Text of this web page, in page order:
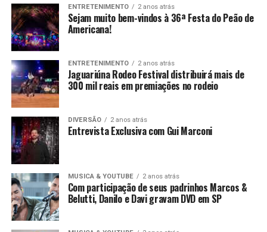
ENTRETENIMENTO 2 anos atrás
Sejam muito bem-vindos à 36ª Festa do Peão de
Americana!
ENTRETENIMENTO 2 anos atrás
Jaguariúna Rodeo Festival distribuirá mais de
300 mil reais em premiações no rodeio
DIVERSÃO 2 anos atrás
Entrevista Exclusiva com Gui Marconi
MUSICA & YOUTUBE 2 anos atrás
Com participação de seus padrinhos Marcos &
Belutti, Danilo e Davi gravam DVD em SP